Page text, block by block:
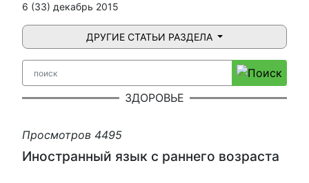
6 (33) декабрь 2015
ДРУГИЕ СТАТЬИ РАЗДЕЛА
ЗДОРОВЬЕ
Просмотров 4495
Иностранный язык с раннего возраста